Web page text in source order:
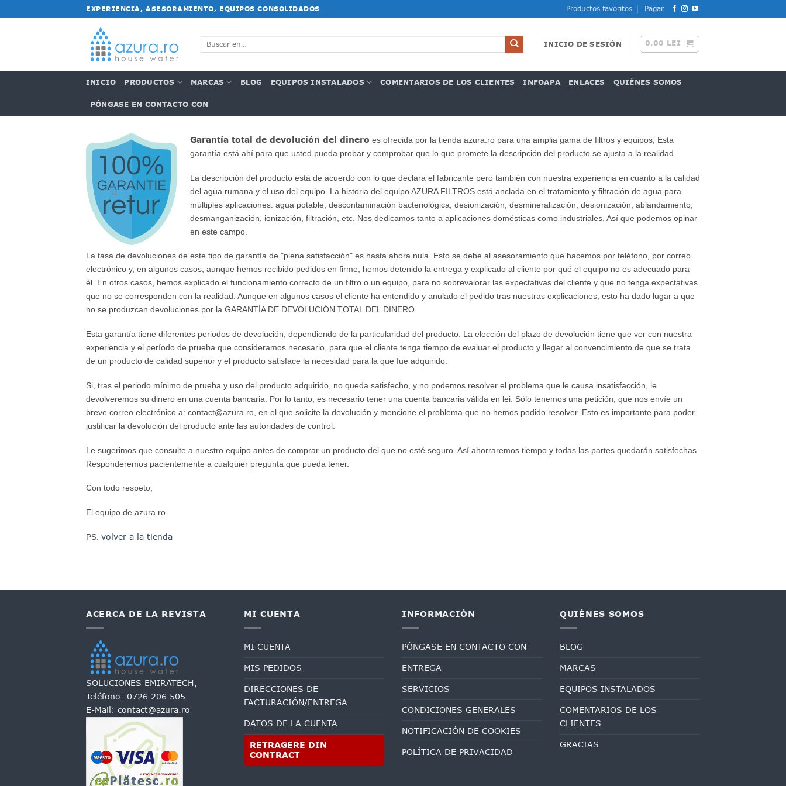
al
EXPERIENCIA, ASESORAMIENTO, EQUIPOS CONSOLIDADOS Productos favoritos Pagar
Buscar: INICIO DE SESIÓN 0.00 LEI
INICIO PRODUCTOS MARCAS BLOG EQUIPOS INSTALADOS COMENTARIOS DE LOS CLIENTES INFOAPA ENLACES QUIÉNES SOMOS
PÓNGASE EN CONTACTO CON
Garantía total de devolución del dinero es ofrecida por la tienda azura.ro para una amplia gama de filtros y equipos, Esta
garantía está ahí para que usted pueda probar y comprobar que lo que promete la descripción del producto se ajusta a la realidad.
La descripción del producto está de acuerdo con lo que declara el fabricante pero también con nuestra experiencia en cuanto a la calidad
del agua rumana y el uso del equipo. La historia del equipo AZURA FILTROS está anclada en el tratamiento y filtración de agua para
múltiples aplicaciones: agua potable, descontaminación bacteriológica, desionización, desmineralización, desionización, ablandamiento,
desmanganización, ionización, filtración, etc. Nos dedicamos tanto a aplicaciones domésticas como industriales. Así que podemos opinar
en este campo.
La tasa de devoluciones de este tipo de garantía de "plena satisfacción" es hasta ahora nula. Esto se debe al asesoramiento que hacemos por teléfono, por correo
electrónico y, en algunos casos, aunque hemos recibido pedidos en firme, hemos detenido la entrega y explicado al cliente por qué el equipo no es adecuado para
él. En otros casos, hemos explicado el funcionamiento correcto de un filtro o un equipo, para no sobrevalorar las expectativas del cliente y que no tenga expectativas
que no se corresponden con la realidad. Aunque en algunos casos el cliente ha entendido y anulado el pedido tras nuestras explicaciones, esto ha dado lugar a que
no se produzcan devoluciones por la GARANTÍA DE DEVOLUCIÓN TOTAL DEL DINERO.
Esta garantía tiene diferentes periodos de devolución, dependiendo de la particularidad del producto. La elección del plazo de devolución tiene que ver con nuestra
experiencia y el período de prueba que consideramos necesario, para que el cliente tenga tiempo de evaluar el producto y llegar al convencimiento de que se trata
de un producto de calidad superior y el producto satisface la necesidad para la que fue adquirido.
Si, tras el periodo mínimo de prueba y uso del producto adquirido, no queda satisfecho, y no podemos resolver el problema que le causa insatisfacción, le
devolveremos su dinero en una cuenta bancaria. Por lo tanto, es necesario tener una cuenta bancaria válida en lei. Sólo tenemos una petición, que nos envíe un
breve correo electrónico a: contact@azura.ro, en el que solicite la devolución y mencione el problema que no hemos podido resolver. Esto es importante para poder
justificar la devolución del producto ante las autoridades de control.
Le sugerimos que consulte a nuestro equipo antes de comprar un producto del que no esté seguro. Así ahorraremos tiempo y todas las partes quedarán satisfechas.
Responderemos pacientemente a cualquier pregunta que pueda tener.
Con todo respeto,
El equipo de azura.ro
PS: volver a la tienda
ACERCA DE LA REVISTA
SOLUCIONES EMIRATECH,
Teléfono: 0726.206.505
E-Mail: contact@azura.ro
MI CUENTA
MI CUENTA
MIS PEDIDOS
DIRECCIONES DE
FACTURACIÓN/ENTREGA
DATOS DE LA CUENTA
RETRAGERE DIN
CONTRACT
INFORMACIÓN
PÓNGASE EN CONTACTO CON
ENTREGA
SERVICIOS
CONDICIONES GENERALES
NOTIFICACIÓN DE COOKIES
POLÍTICA DE PRIVACIDAD
QUIÉNES SOMOS
BLOG
MARCAS
EQUIPOS INSTALADOS
COMENTARIOS DE LOS
CLIENTES
GRACIAS